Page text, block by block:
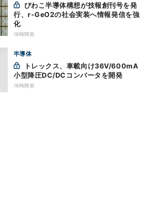
行、r-GeO2の社会実装へ情報発信を強
化
16時間前
半導体
小型降圧DC/DCコンバータを開発
16時間前